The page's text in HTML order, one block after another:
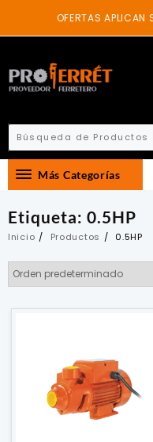
content
OFERTAS APLICAN
Más Categorías
Etiqueta: 0.5HP
Inicio Productos 0.5HP